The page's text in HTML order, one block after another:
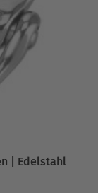
| Edelstahl